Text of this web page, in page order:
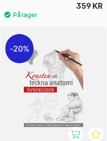
359 KR
20%